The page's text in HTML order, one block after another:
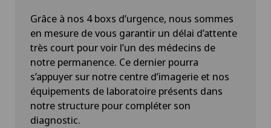
Grâce à nos 4 boxs d’urgence, nous sommes
en mesure de vous garantir un délai d’attente
très court pour voir l’un des médecins de
notre permanence. Ce dernier pourra
s’appuyer sur notre centre d’imagerie et nos
équipements de laboratoire présents dans
notre structure pour compléter son
diagnostic.